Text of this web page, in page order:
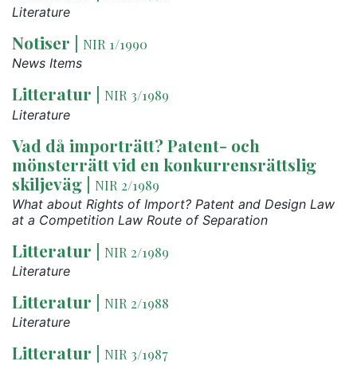
Literature
Notiser | NIR 1/1990
News Items
Litteratur | NIR 3/1989
Literature
Vad då importrätt? Patent- och
mönsterrätt vid en konkurrensrättslig
skiljeväg | NIR 2/1989
What about Rights of Import? Patent and Design Law
at a Competition Law Route of Separation
Litteratur | NIR 2/1989
Literature
Litteratur | NIR 2/1988
Literature
Litteratur | NIR 3/1987